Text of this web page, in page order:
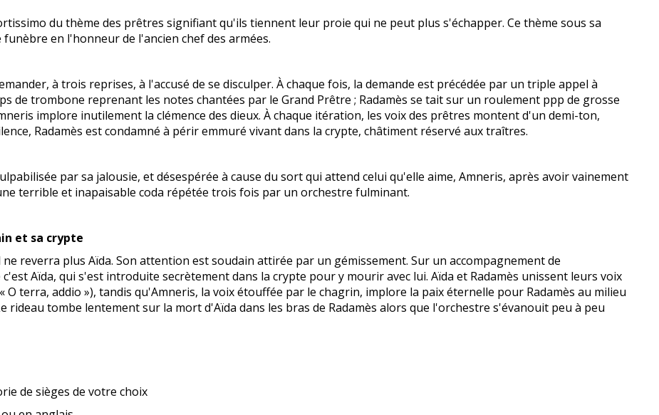
du thème des prêtres signifiant qu'ils tiennent leur proie qui ne peut plus s'échapper. Ce thème sous sa
en l'honneur de l'ancien chef des armées.
à trois reprises, à l'accusé de se disculper. À chaque fois, la demande est précédée par un triple appel à
de trombone reprenant les notes chantées par le Grand Prêtre ; Radamès se tait sur un roulement ppp de grosse
implore inutilement la clémence des dieux. À chaque itération, les voix des prêtres montent d'un demi-ton,
Radamès est condamné à périr emmuré vivant dans la crypte, châtiment réservé aux traîtres.
par sa jalousie, et désespérée à cause du sort qui attend celui qu'elle aime, Amneris, après avoir vainement
terrible et inapaisable coda répétée trois fois par un orchestre fulminant.
et sa crypte
reverra plus Aïda. Son attention est soudain attirée par un gémissement. Sur un accompagnement de
Aïda, qui s'est introduite secrètement dans la crypte pour y mourir avec lui. Aïda et Radamès unissent leurs voix
terra, addio »), tandis qu'Amneris, la voix étouffée par le chagrin, implore la paix éternelle pour Radamès au milieu
rideau tombe lentement sur la mort d'Aïda dans les bras de Radamès alors que l'orchestre s'évanouit peu à peu
de sièges de votre choix